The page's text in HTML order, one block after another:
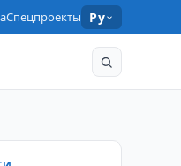
Спецпроекты Ру